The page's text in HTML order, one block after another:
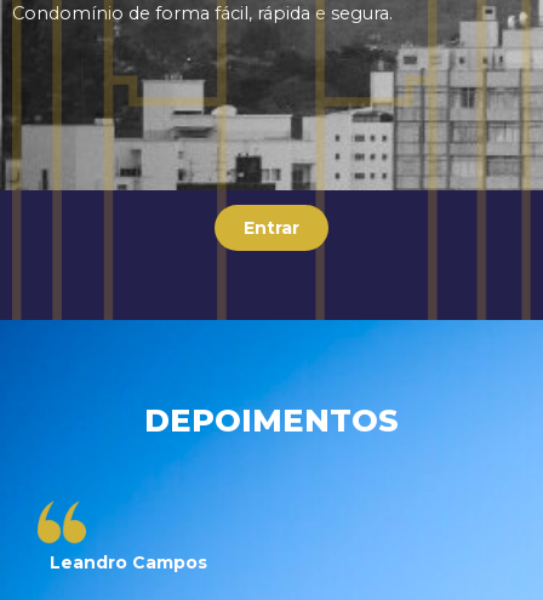
Condomínio de forma fácil, rápida e segura.
Entrar
DEPOIMENTOS
Leandro Campos